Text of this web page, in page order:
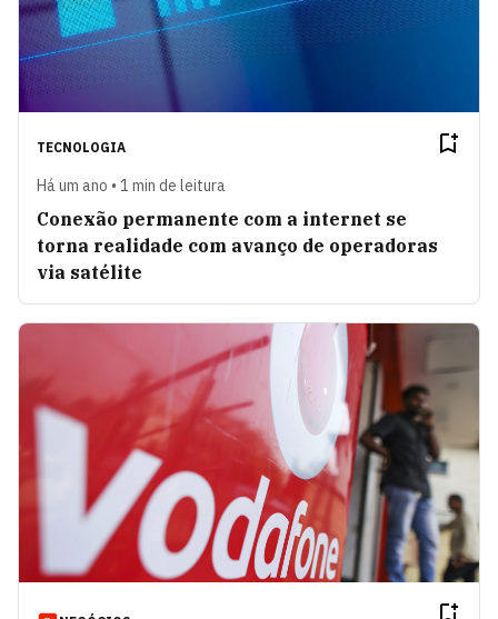
TECNOLOGIA
Há um ano • 1 min de leitura
Conexão permanente com a internet se
torna realidade com avanço de operadoras
via satélite